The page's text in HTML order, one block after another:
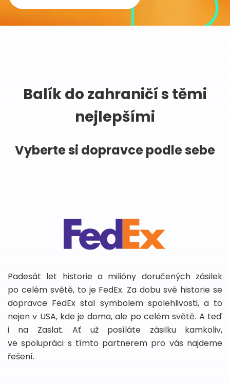
Balík do zahraničí s těmi
nejlepšími
Vyberte si dopravce podle sebe
Padesát let historie a milióny doručených zásilek
po celém světě, to je FedEx. Za dobu své historie se
dopravce FedEx stal symbolem spolehlivosti, a to
nejen v USA, kde je doma, ale po celém světě. A teď
i na Zaslat. Ať už posíláte zásilku kamkoliv,
ve spolupráci s tímto partnerem pro vás najdeme
řešení.